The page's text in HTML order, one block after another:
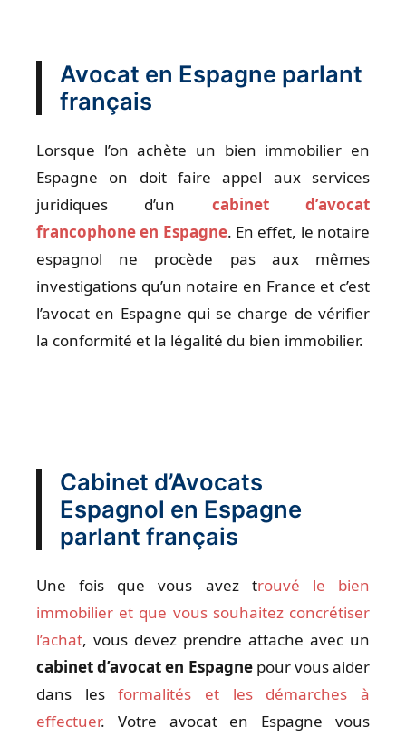
Avocat en Espagne parlant
français
Lorsque l’on achète un bien immobilier en
Espagne on doit faire appel aux services
juridiques d’un cabinet d’avocat
francophone en Espagne. En effet, le notaire
espagnol ne procède pas aux mêmes
investigations qu’un notaire en France et c’est
l’avocat en Espagne qui se charge de vérifier
la conformité et la légalité du bien immobilier.
Cabinet d’Avocats
Espagnol en Espagne
parlant français
Une fois que vous avez trouvé le bien
immobilier et que vous souhaitez concrétiser
l’achat, vous devez prendre attache avec un
cabinet d’avocat en Espagnepour vous aider
dans lesformalités et les démarches à
effectuer. Votre avocat en Espagne vous